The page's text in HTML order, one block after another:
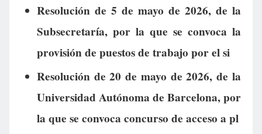
Resolución de 5 de mayo de 2026, de la
Subsecretaría, por la que se convoca la
provisión de puestos de trabajo por el si
Resolución de 20 de mayo de 2026, de la
Universidad Autónoma de Barcelona, por
la que se convoca concurso de acceso a pl